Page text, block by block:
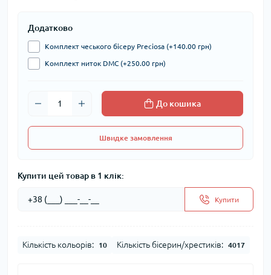
Додатково
Комплект чеського бісеру Preciosa (+140.00 грн)
Комплект ниток DMC (+250.00 грн)
До кошика
Швидке замовлення
Купити цей товар в 1 клік:
Купити
Кількість кольорів: 10 Кількість бісерин/хрестиків: 4017